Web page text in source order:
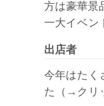
方は豪華景
一大イベン
出店者
今年はたく
た（→クリ